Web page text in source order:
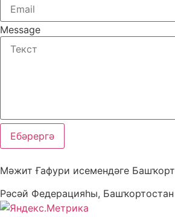
Message
Ебәрергә
Мәжит Ғафури исемендәге
Рәсәй Федерацияһы,